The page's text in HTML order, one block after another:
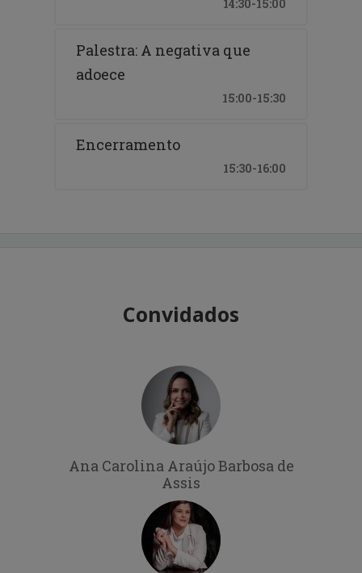
14:30-15:00
Palestra: A negativa que
adoece
15:00-15:30
Encerramento
15:30-16:00
Convidados
Ana Carolina Araújo Barbosa de
Assis